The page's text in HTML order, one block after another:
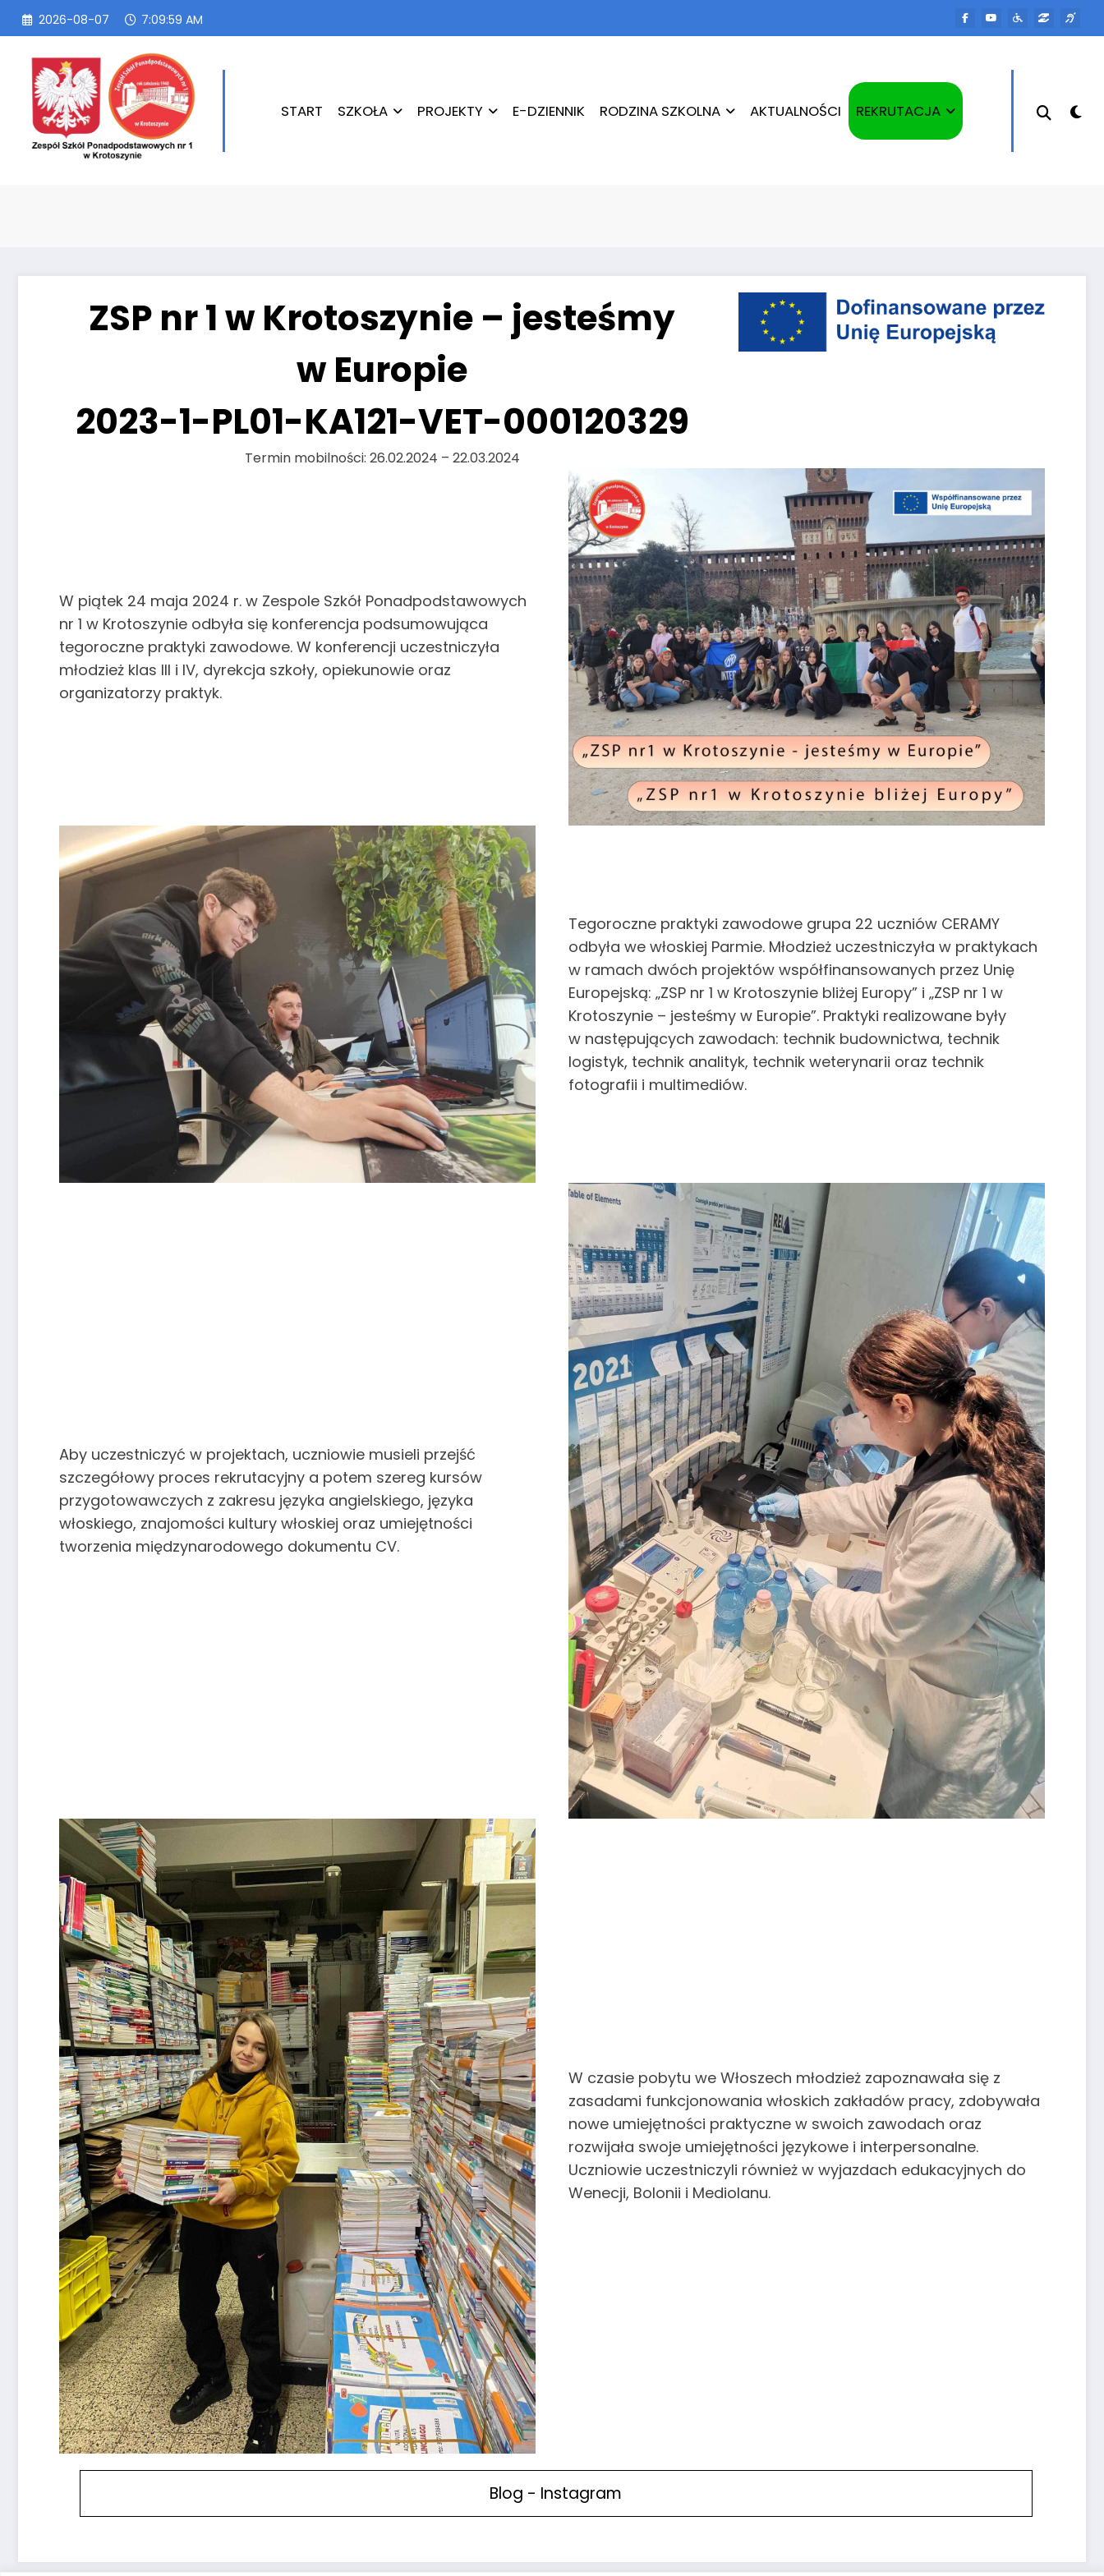
Przejdź
2026-08-07 7:10:00 AM
START SZKOŁA PROJEKTY E-DZIENNIK RODZINA SZKOLNA AKTUALNOŚCI REKRUTACJA
ZSP nr 1 w Krotoszynie – jesteśmy
w Europie
2023-1-PL01-KA121-VET-000120329
Termin mobilności: 26.02.2024 – 22.03.2024
W piątek 24 maja 2024 r. w Zespole Szkół Ponadpodstawowych
nr 1 w Krotoszynie odbyła się konferencja podsumowująca
tegoroczne praktyki zawodowe. W konferencji uczestniczyła
młodzież klas III i IV, dyrekcja szkoły, opiekunowie oraz
organizatorzy praktyk.
Tegoroczne praktyki zawodowe grupa 22 uczniów CERAMY
odbyła we włoskiej Parmie. Młodzież uczestniczyła w praktykach
w ramach dwóch projektów współfinansowanych przez Unię
Europejską: „ZSP nr 1 w Krotoszynie bliżej Europy” i „ZSP nr 1 w
Krotoszynie – jesteśmy w Europie”. Praktyki realizowane były
w następujących zawodach: technik budownictwa, technik
logistyk, technik analityk, technik weterynarii oraz technik
fotografii i multimediów.
Aby uczestniczyć w projektach, uczniowie musieli przejść
szczegółowy proces rekrutacyjny a potem szereg kursów
przygotowawczych z zakresu języka angielskiego, języka
włoskiego, znajomości kultury włoskiej oraz umiejętności
tworzenia międzynarodowego dokumentu CV.
W czasie pobytu we Włoszech młodzież zapoznawała się z
zasadami funkcjonowania włoskich zakładów pracy, zdobywała
nowe umiejętności praktyczne w swoich zawodach oraz
rozwijała swoje umiejętności językowe i interpersonalne.
Uczniowie uczestniczyli również w wyjazdach edukacyjnych do
Wenecji, Bolonii i Mediolanu.
Blog - Instagram